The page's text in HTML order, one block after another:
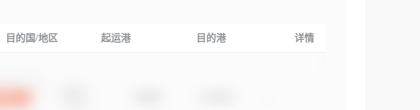
目的国/地区 起运港 目的港 详情